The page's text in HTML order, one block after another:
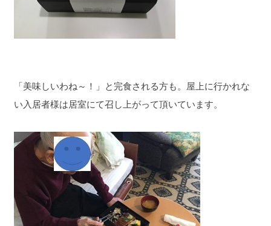
「美味しいわね～！」と完食される方も。屋上に行かれな
い入居者様は居室にて召し上がって頂いています。